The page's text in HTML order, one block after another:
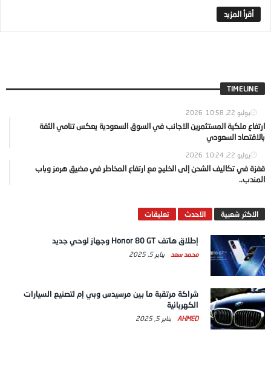
TIMELINE
يوليو 22, 2026 10:58
ارتفاع ملكية المستثمرين الاجانب في السوق السعودية يعكس تنامي الثقة
بالاقتصاد السعودي
يوليو 22, 2026 10:24
قفزة في تكاليف الشحن إلى الخليج مع ارتفاع المخاطر في مضيق هرمز وباب
المندب..
الاكثر شعبية الآحدث تعليقات
إطلاق هاتف Honor 80 GT وجهاز لوحي جديد
محمد سعد يناير 5, 2025
شراكة مرتقبة ما بين مرسيدس وبي إم لتصنيع السيارات
الكهربائية
AHMED يناير 5, 2025